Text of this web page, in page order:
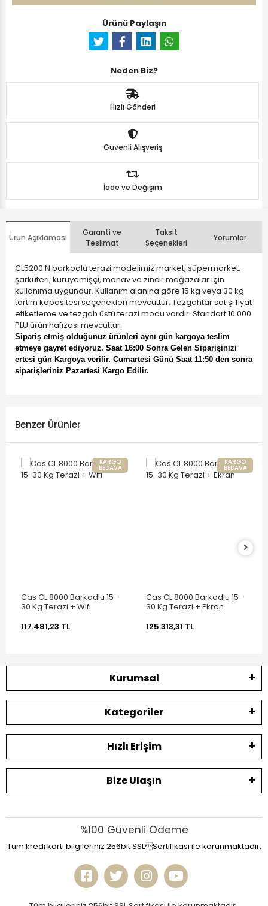
Ürünü Paylaşın
Neden Biz?
Hızlı Gönderi
Güvenli Alışveriş
İade ve Değişim
Ürün Açıklaması
Garanti ve
Teslimat
Taksit
Seçenekleri
Yorumlar
CL5200 N barkodlu terazi modelimiz market, süpermarket,
şarküteri, kuruyemişçi, manav ve zincir mağazalar için
kullanıma uygundur. Kullanım alanına göre 15 kg veya 30 kg
tartım kapasitesi seçenekleri mevcuttur. Tezgahtar satışı fiyat
etiketleme ve tezgah üstü terazi modu vardır. Standart 10.000
PLU ürün hafızası mevcuttur.
Sipariş etmiş olduğunuz ürünleri aynı gün kargoya teslim
etmeye gayret ediyoruz. Saat 16:00 Sonra Gelen Siparişinizi
ertesi gün Kargoya verilir. Cumartesi Günü Saat 11:50 den sonra
siparişleriniz Pazartesi Kargo Edilir.
Benzer Ürünler
KARGO
BEDAVA
Cas CL 8000 Barkodlu 15-
30 Kg Terazi + Wifi
117.481,23 TL
KARGO
BEDAVA
Cas CL 8000 Barkodlu 15-
30 Kg Terazi + Ekran
125.313,31 TL
Kurumsal
Kategoriler
Hızlı Erişim
Bize Ulaşın
%100 Güvenli Ödeme
Tüm kredi kartı bilgileriniz 256bit SSLSertifikası ile korunmaktadır.